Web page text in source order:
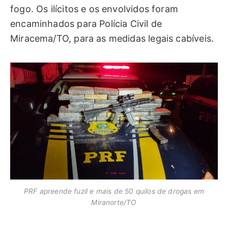
fogo. Os ilícitos e os envolvidos foram
encaminhados para Polícia Civil de
Miracema/TO, para as medidas legais cabíveis.
PRF apreende fuzil e mais de 50 quilos de drogas em
Miranorte/TO